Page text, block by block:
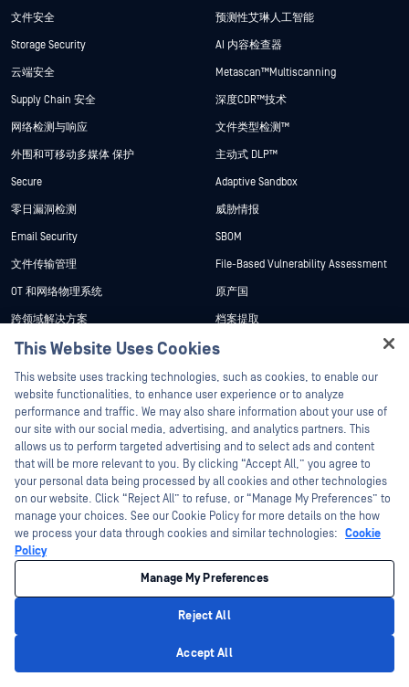
文件安全
Storage Security
云端安全
Supply Chain 安全
网络检测与响应
外围和可移动多媒体 保护
Secure
零日漏洞检测
Email Security
文件传输管理
OT 和网络物理系统
跨领域解决方案
数据二极管和安全网关
OEM 解决方案
便携式恶意软件扫描
产品
查看所有产品
解决方案
保护支撑人工智能和分析的数据
执法中的Secure 证据Secure
能源
预测性艾琳人工智能
AI 内容检查器
Metascan™ Multiscanning
深度CDR™技术
文件类型检测™
主动式 DLP™
Adaptive Sandbox
威胁情报
SBOM
File-Based Vulnerability Assessment
原产国
档案提取
技术中心
研究中心
学院
关于学院
认证
现场培训
奖学金计划
授权培训计划
资源
公司名称
关于
This Website Uses Cookies
This website uses tracking technologies, such as cookies, to enable our
website functionalities, to enhance user experience or to analyze
performance and traffic. We may also share information about your use of
our site with our social media, advertising, and analytics partners. This
allows us to perform targeted advertising and to select ads and content
that will be more relevant to you. By clicking “Accept All,” you agree to
your personal data being processed by all cookies and other technologies
on our website. Click “Reject All” to refuse, or “Manage My Preferences” to
manage your choices. See our Cookie Policy for more details on the how
we process your data through cookies and similar technologies: Cookie
Policy
Manage My Preferences
Reject All
Accept All
Hey there!
I'm Ozzy, your OPSWAT virtual assistant.
How can I help you secure what's critical
today?